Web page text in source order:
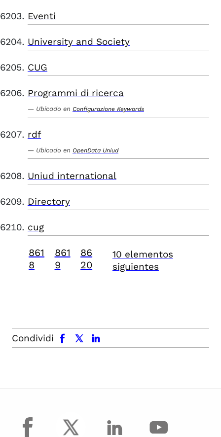
Eventi
University and Society
CUG
Programmi di ricerca
Ubicado en Configurazione Keywords
rdf
Ubicado en OpenData Uniud
Uniud international
Directory
cug
861
8
861
9
86
20
10 elementos
siguientes
Condividi
facebook x.com linkedin
facebook